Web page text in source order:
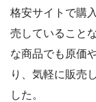
格安サイトで購
売していること
な商品でも原価
り、気軽に販売
した。